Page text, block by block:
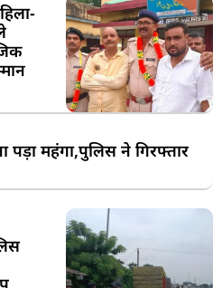
महंगा,पुलिस ने गिरफ्तार